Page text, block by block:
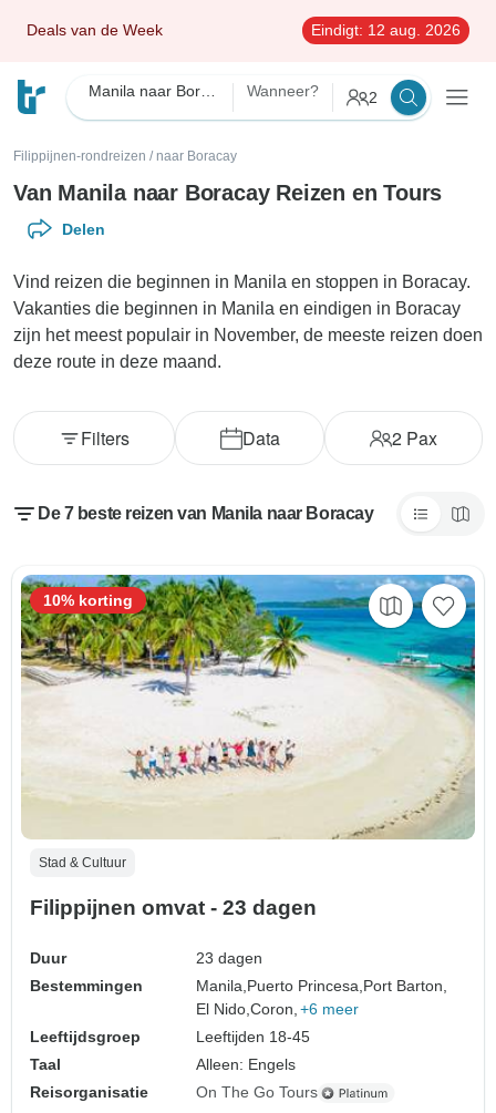
Deals van de Week Eindigt: 12 aug. 2026
Wanneer? 2
Filippijnen-rondreizen / naar Boracay
Van Manila naar Boracay Reizen en Tours
Delen
Vind reizen die beginnen in Manila en stoppen in Boracay.
Vakanties die beginnen in Manila en eindigen in Boracay
zijn het meest populair in November, de meeste reizen doen
deze route in deze maand.
Data 2 Pax
Filters
De 7 beste reizen van Manila naar Boracay
Stad & Cultuur
Filippijnen omvat - 23 dagen
Duur
23 dagen
Bestemmingen
Manila, Puerto Princesa, Port Barton,
El Nido,Coron, +6 meer
Leeftijdsgroep
Leeftijden 18-45
Taal
Alleen: Engels
Reisorganisatie
On The Go Tours
10% korting